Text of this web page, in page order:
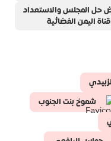
حل المجلس والاستعداد
اليمن الفضائية
شموخ بنت الجنوب